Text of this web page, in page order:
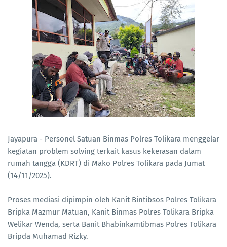
Jayapura - Personel Satuan Binmas Polres Tolikara menggelar
kegiatan problem solving terkait kasus kekerasan dalam
rumah tangga (KDRT) di Mako Polres Tolikara pada Jumat
(14/11/2025).
Proses mediasi dipimpin oleh Kanit Bintibsos Polres Tolikara
Bripka Mazmur Matuan, Kanit Binmas Polres Tolikara Bripka
Welikar Wenda, serta Banit Bhabinkamtibmas Polres Tolikara
Bripda Muhamad Rizky.